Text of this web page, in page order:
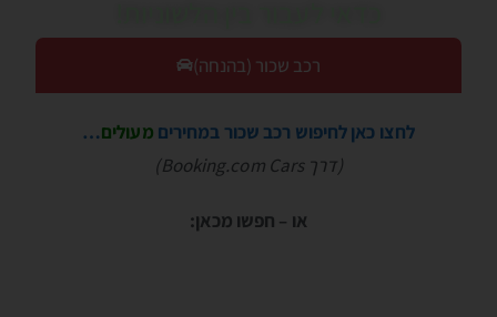
רכב שכור (בהנחה)
לחצו כאן לחיפוש רכב שכור במחירים מעולים…
(דרך Booking.com Cars)
או – חפשו מכאן: